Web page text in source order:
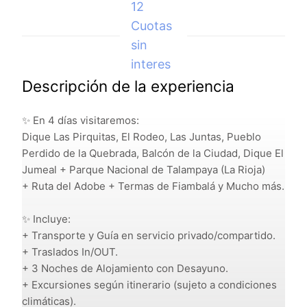
12
Cuotas
sin
interes
Descripción de la experiencia
✨ En 4 días visitaremos:
Dique Las Pirquitas, El Rodeo, Las Juntas, Pueblo
Perdido de la Quebrada, Balcón de la Ciudad, Dique El
Jumeal + Parque Nacional de Talampaya (La Rioja)
+ Ruta del Adobe + Termas de Fiambalá y Mucho más.
✨ Incluye:
+ Transporte y Guía en servicio privado/compartido.
+ Traslados In/OUT.
+ 3 Noches de Alojamiento con Desayuno.
+ Excursiones según itinerario (sujeto a condiciones
climáticas).